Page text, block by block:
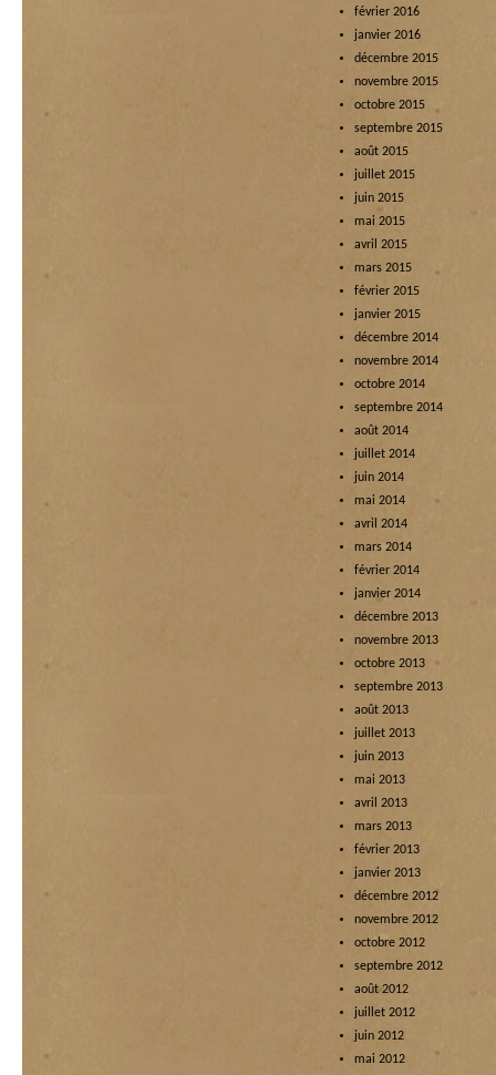
février 2016
janvier 2016
décembre 2015
novembre 2015
octobre 2015
septembre 2015
août 2015
juillet 2015
juin 2015
mai 2015
avril 2015
mars 2015
février 2015
janvier 2015
décembre 2014
novembre 2014
octobre 2014
septembre 2014
août 2014
juillet 2014
juin 2014
mai 2014
avril 2014
mars 2014
février 2014
janvier 2014
décembre 2013
novembre 2013
octobre 2013
septembre 2013
août 2013
juillet 2013
juin 2013
mai 2013
avril 2013
mars 2013
février 2013
janvier 2013
décembre 2012
novembre 2012
octobre 2012
septembre 2012
août 2012
juillet 2012
juin 2012
mai 2012